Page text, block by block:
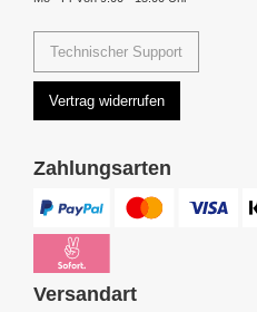
Technischer Support
Vertrag widerrufen
Zahlungsarten
Versandart